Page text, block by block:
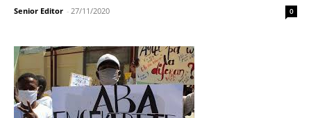
Senior Editor - 27/11/2020 0